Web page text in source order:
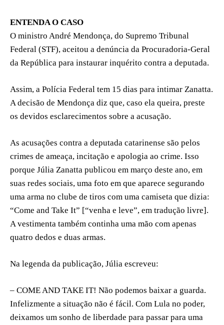
ENTENDA O CASO
O ministro André Mendonça, do Supremo Tribunal
Federal (STF), aceitou a denúncia da Procuradoria-Geral
da República para instaurar inquérito contra a deputada.
Assim, a Polícia Federal tem 15 dias para intimar Zanatta.
A decisão de Mendonça diz que, caso ela queira, preste
os devidos esclarecimentos sobre a acusação.
As acusações contra a deputada catarinense são pelos
crimes de ameaça, incitação e apologia ao crime. Isso
porque Júlia Zanatta publicou em março deste ano, em
suas redes sociais, uma foto em que aparece segurando
uma arma no clube de tiros com uma camiseta que dizia:
“Come and Take It” [“venha e leve”, em tradução livre].
A vestimenta também continha uma mão com apenas
quatro dedos e duas armas.
Na legenda da publicação, Júlia escreveu:
– COME AND TAKE IT! Não podemos baixar a guarda.
Infelizmente a situação não é fácil. Com Lula no poder,
deixamos um sonho de liberdade para passar para uma